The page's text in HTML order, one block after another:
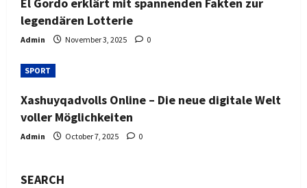
legendären Lotterie
Admin November 3, 2025 0
SPORT
Xashuyqadvolls Online – Die neue digitale Welt
voller Möglichkeiten
Admin October 7, 2025 0
SEARCH